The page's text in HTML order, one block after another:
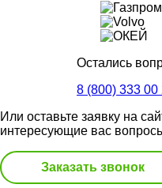
Остались
8 (800) 333 00
Или оставьте заявку на
интересующие вас
Заказать звонок